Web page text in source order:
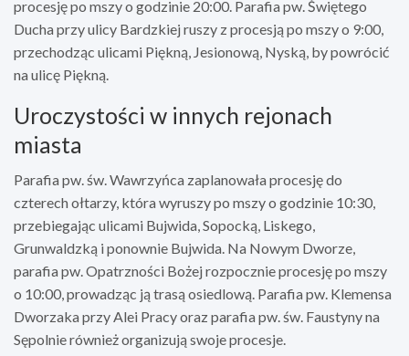
procesję po mszy o godzinie 20:00. Parafia pw. Świętego
Ducha przy ulicy Bardzkiej ruszy z procesją po mszy o 9:00,
przechodząc ulicami Piękną, Jesionową, Nyską, by powrócić
na ulicę Piękną.
Uroczystości w innych rejonach
miasta
Parafia pw. św. Wawrzyńca zaplanowała procesję do
czterech ołtarzy, która wyruszy po mszy o godzinie 10:30,
przebiegając ulicami Bujwida, Sopocką, Liskego,
Grunwaldzką i ponownie Bujwida. Na Nowym Dworze,
parafia pw. Opatrzności Bożej rozpocznie procesję po mszy
o 10:00, prowadząc ją trasą osiedlową. Parafia pw. Klemensa
Dworzaka przy Alei Pracy oraz parafia pw. św. Faustyny na
Sępolnie również organizują swoje procesje.